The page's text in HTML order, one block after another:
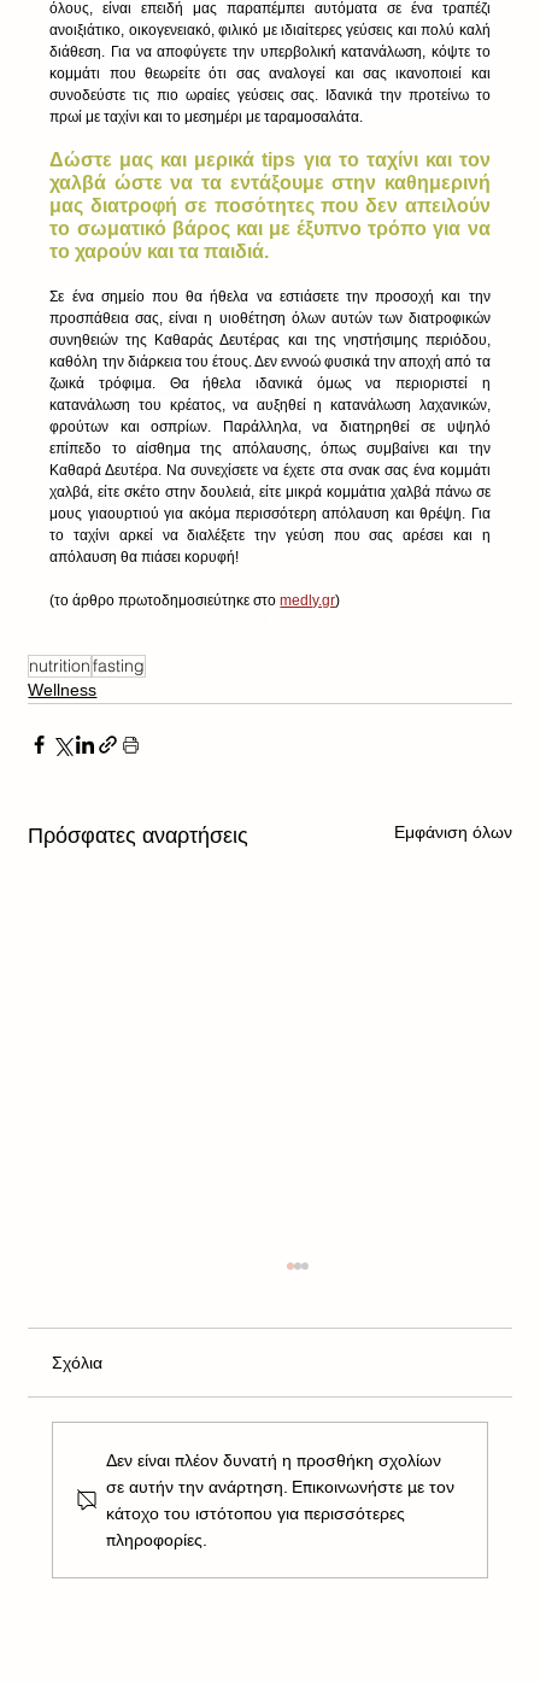
όλους, είναι επειδή μας παραπέμπει αυτόματα σε ένα τραπέζι
ανοιξιάτικο, οικογενειακό, φιλικό με ιδιαίτερες γεύσεις και πολύ καλή
διάθεση. Για να αποφύγετε την υπερβολική κατανάλωση, κόψτε το
κομμάτι που θεωρείτε ότι σας αναλογεί και σας ικανοποιεί και
συνοδεύστε τις πιο ωραίες γεύσεις σας. Ιδανικά την προτείνω το
πρωί με ταχίνι και το μεσημέρι με ταραμοσαλάτα.
Δώστε μας και μερικά tips για το ταχίνι και τον
χαλβά ώστε να τα εντάξουμε στην καθημερινή
μας διατροφή σε ποσότητες που δεν απειλούν
το σωματικό βάρος και με έξυπνο τρόπο για να
το χαρούν και τα παιδιά.
Σε ένα σημείο που θα ήθελα να εστιάσετε την προσοχή και την
προσπάθεια σας, είναι η υιοθέτηση όλων αυτών των διατροφικών
συνηθειών της Καθαράς Δευτέρας και της νηστήσιμης περιόδου,
καθόλη την διάρκεια του έτους. Δεν εννοώ φυσικά την αποχή από τα
ζωικά τρόφιμα. Θα ήθελα ιδανικά όμως να περιοριστεί η
κατανάλωση του κρέατος, να αυξηθεί η κατανάλωση λαχανικών,
φρούτων και οσπρίων. Παράλληλα, να διατηρηθεί σε υψηλό
επίπεδο το αίσθημα της απόλαυσης, όπως συμβαίνει και την
Καθαρά Δευτέρα. Να συνεχίσετε να έχετε στα σνακ σας ένα κομμάτι
χαλβά, είτε σκέτο στην δουλειά, είτε μικρά κομμάτια χαλβά πάνω σε
μους γιαουρτιού για ακόμα περισσότερη απόλαυση και θρέψη. Για
το ταχίνι αρκεί να διαλέξετε την γεύση που σας αρέσει και η
απόλαυση θα πιάσει κορυφή!
(το άρθρο πρωτοδημοσιεύτηκε στο medly.gr)
nutritionfasting
Wellness
Πρόσφατες αναρτήσεις Εμφάνιση όλων
Θέλετε να είσαστε πάντα σε φόρμα; Αυτή
είναι η Νο1 συμβουλή
Σχόλια
Δεν είναι πλέον δυνατή η προσθήκη σχολίων
σε αυτήν την ανάρτηση. Επικοινωνήστε με τον
κάτοχο του ιστότοπου για περισσότερες
πληροφορίες.